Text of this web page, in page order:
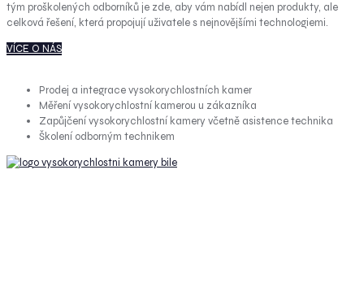
tým proškolených odborníků je zde, aby vám nabídl nejen produkty, ale
celková řešení, která propojují uživatele s nejnovějšími technologiemi.
VÍCE O NÁS
Prodej a integrace vysokorychlostních kamer
Měření vysokorychlostní kamerou u zákazníka
Zapůjčení vysokorychlostní kamery včetně asistence technika
Školení odborným technikem